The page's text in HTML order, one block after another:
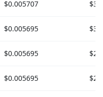
$0.005707
$0.005695
$0.005695
$0.005695